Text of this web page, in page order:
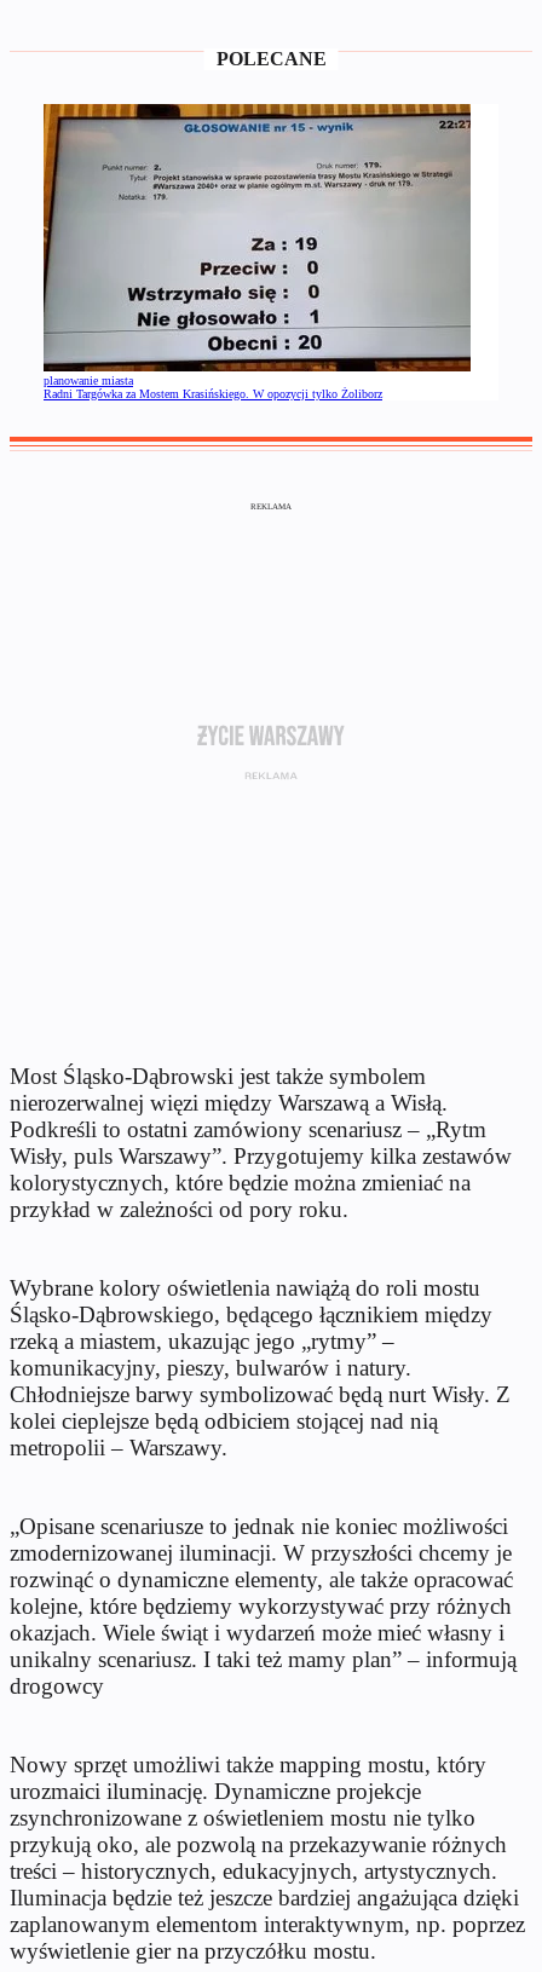
POLECANE
planowanie miasta
Radni Targówka za Mostem Krasińskiego. W opozycji tylko Żoliborz
REKLAMA
Most Śląsko-Dąbrowski jest także symbolem
nierozerwalnej więzi między Warszawą a Wisłą.
Podkreśli to ostatni zamówiony scenariusz – „Rytm
Wisły, puls Warszawy”. Przygotujemy kilka zestawów
kolorystycznych, które będzie można zmieniać na
przykład w zależności od pory roku.
Wybrane kolory oświetlenia nawiążą do roli mostu
Śląsko-Dąbrowskiego, będącego łącznikiem między
rzeką a miastem, ukazując jego „rytmy” –
komunikacyjny, pieszy, bulwarów i natury.
Chłodniejsze barwy symbolizować będą nurt Wisły. Z
kolei cieplejsze będą odbiciem stojącej nad nią
metropolii – Warszawy.
„Opisane scenariusze to jednak nie koniec możliwości
zmodernizowanej iluminacji. W przyszłości chcemy je
rozwinąć o dynamiczne elementy, ale także opracować
kolejne, które będziemy wykorzystywać przy różnych
okazjach. Wiele świąt i wydarzeń może mieć własny i
unikalny scenariusz. I taki też mamy plan” – informują
drogowcy
Nowy sprzęt umożliwi także mapping mostu, który
urozmaici iluminację. Dynamiczne projekcje
zsynchronizowane z oświetleniem mostu nie tylko
przykują oko, ale pozwolą na przekazywanie różnych
treści – historycznych, edukacyjnych, artystycznych.
Iluminacja będzie też jeszcze bardziej angażująca dzięki
zaplanowanym elementom interaktywnym, np. poprzez
wyświetlenie gier na przyczółku mostu.